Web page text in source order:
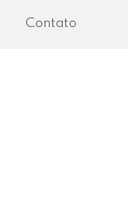
Contato